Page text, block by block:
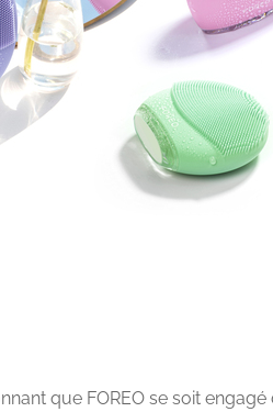
que FOREO se soit engagé